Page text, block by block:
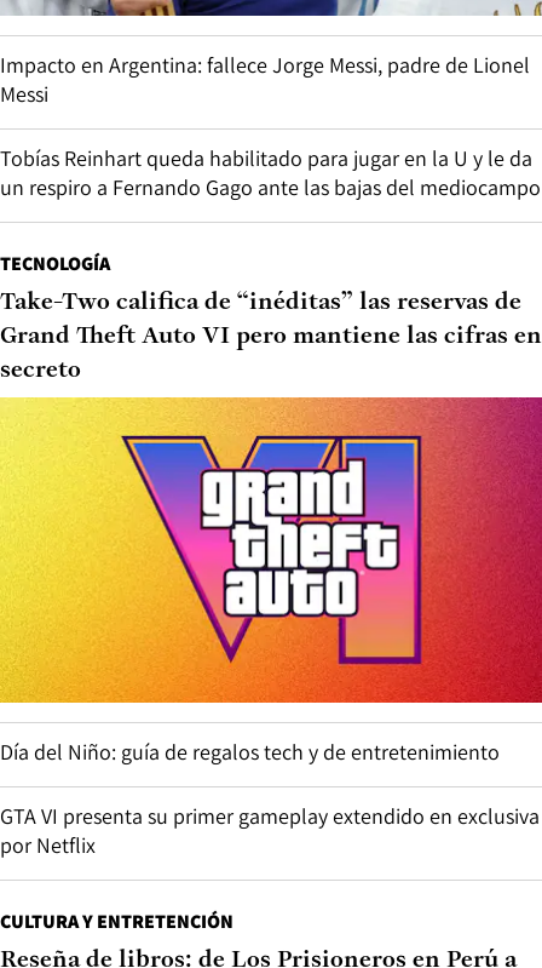
Impacto en Argentina: fallece Jorge Messi, padre de Lionel
Messi
Tobías Reinhart queda habilitado para jugar en la U y le da
un respiro a Fernando Gago ante las bajas del mediocampo
TECNOLOGÍA
Take-Two califica de “inéditas” las reservas de
Grand Theft Auto VI pero mantiene las cifras en
secreto
Día del Niño: guía de regalos tech y de entretenimiento
GTA VI presenta su primer gameplay extendido en exclusiva
por Netflix
CULTURA Y ENTRETENCIÓN
Reseña de libros: de Los Prisioneros en Perú a